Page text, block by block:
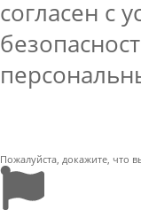
согласен с
Пожалуйста, докажите, что